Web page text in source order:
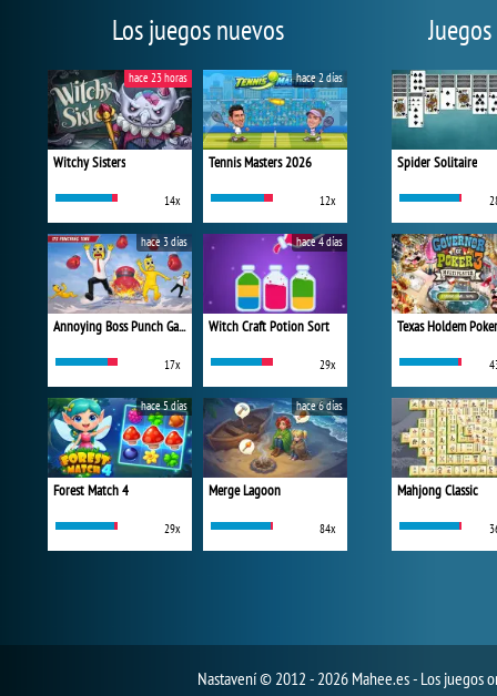
Los juegos nuevos
Witchy Sisters
14x
hace 23 horas
Tennis Masters 2026
12x
hace 2 días
Annoying Boss Punch Game
17x
hace 3 días
Witch Craft Potion Sort
29x
hace 4 días
Forest Match 4
29x
hace 5 días
Merge Lagoon
84x
hace 6 días
Spider Solitaire
Texas Holdem
Mahjong Classic
Nastavení© 2012 - 2026 Mahee.es - Los juegos